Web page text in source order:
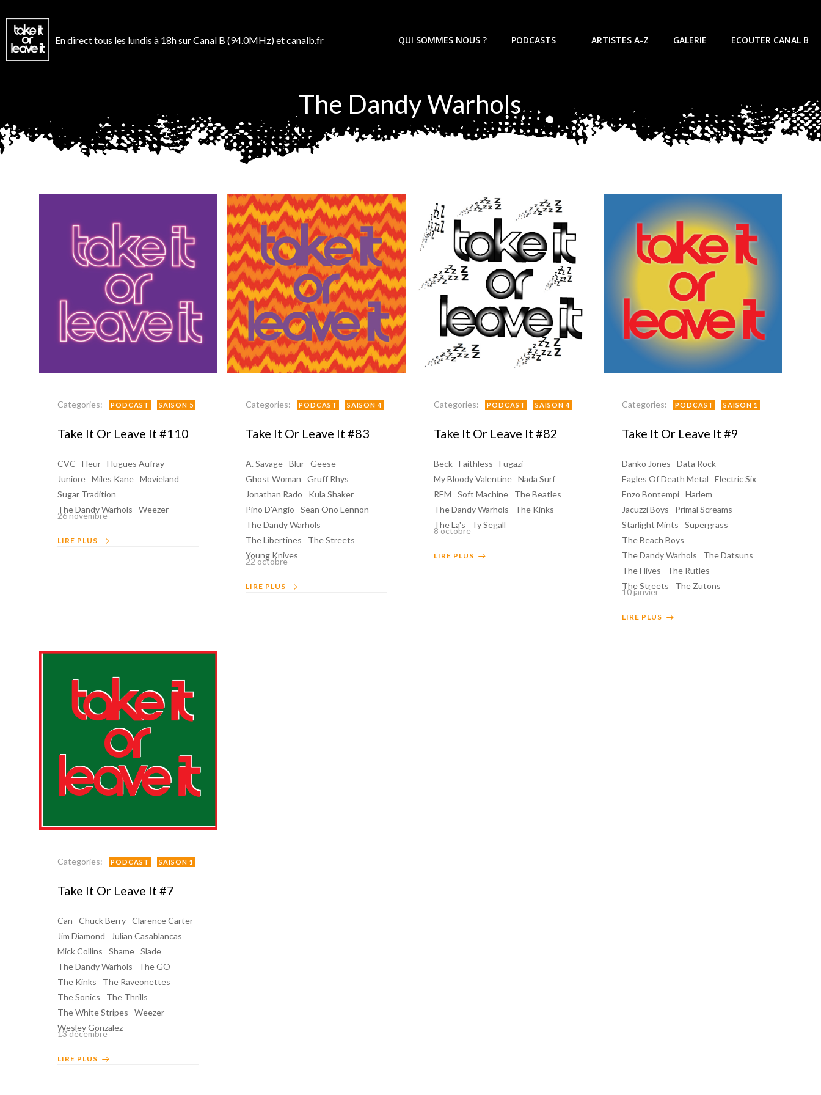
au
contenu
En direct tous les lundis à 18h sur Canal B (94.0MHz) et canalb.fr QUI SOMMES NOUS ? PODCASTS ARTISTES A-Z GALERIE ECOUTER CANAL B
The Dandy Warhols
Categories: PODCAST SAISON 5
Take It Or Leave It #110
CVC Fleur Hugues Aufray
Juniore Miles Kane Movieland
Sugar Tradition
The Dandy Warhols
Weezer
26 novembre
LIRE PLUS
Categories: PODCAST SAISON 4
Take It Or Leave It #83
A. Savage Blur Geese
Ghost Woman
Gruff Rhys
Jonathan Rado
Kula Shaker
Pino D'Angio
Sean Ono Lennon
The Dandy Warhols
The Libertines
The Streets
Young Knives
22 octobre
LIRE PLUS
Categories: PODCAST SAISON 4
Take It Or Leave It #82
Beck Faithless
Fugazi
My Bloody Valentine Nada Surf
REM
Soft Machine
The Beatles
The Dandy Warhols
The Kinks
The La's
Ty Segall
8 octobre
LIRE PLUS
Categories: PODCAST SAISON 1
Take It Or Leave It #9
Danko Jones
Data Rock
Eagles Of Death Metal
Electric Six
Enzo Bontempi Harlem
Jacuzzi Boys
Primal Screams
Starlight Mints
Supergrass
The Beach Boys
The Dandy Warhols
The Datsuns
The Hives
The Rutles
The Streets
The Zutons
10 janvier
LIRE PLUS
Categories: PODCAST SAISON 1
Take It Or Leave It #7
Can Chuck Berry Clarence Carter
Jim Diamond
Julian Casablancas
Mick Collins
Shame Slade
The Dandy Warhols
The GO
The Kinks
The Raveonettes
The Sonics
The Thrills
The White Stripes
Weezer
Wesley Gonzalez
13 décembre
LIRE PLUS